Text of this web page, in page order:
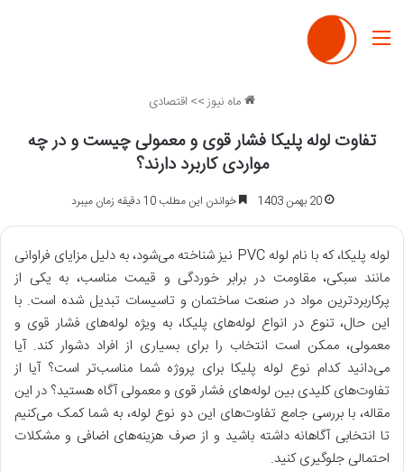
منو
ماه نیوز>> اقتصادی
تفاوت لوله پلیکا فشار قوی و معمولی چیست و در چه
مواردی کاربرد دارند؟
20 بهمن 1403 خواندن این مطلب 10 دقیقه زمان میبرد
لوله پلیکا، که با نام لوله PVC
نیز شناخته می‌شود، به دلیل مزایای فراوانی
مانند سبکی، مقاومت در برابر خوردگی و قیمت مناسب، به یکی از
پرکاربردترین مواد در صنعت ساختمان و تاسیسات تبدیل شده است. با
این حال، تنوع در انواع لوله‌های پلیکا، به ویژه لوله‌های فشار قوی و
معمولی، ممکن است انتخاب را برای بسیاری از افراد دشوار کند. آیا
می‌دانید کدام نوع لوله پلیکا برای پروژه شما مناسب‌تر است؟ آیا از
تفاوت‌های کلیدی بین لوله‌های فشار قوی و معمولی آگاه هستید؟ در این
مقاله، با بررسی جامع تفاوت‌های این دو نوع لوله، به شما کمک می‌کنیم
تا انتخابی آگاهانه داشته باشید و از صرف هزینه‌های اضافی و مشکلات
احتمالی جلوگیری کنید.